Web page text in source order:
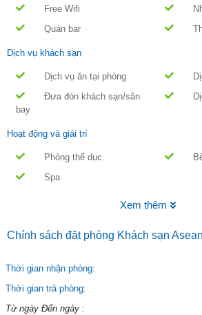
khách. Ăn sáng buffet với hơn 45 món ăn đã
cùng đội ngũ nhân viên mát xa chuyên nghiệp
Free Wifi
Quán bar
Dịch vụ khách sạn
Dịch vụ ăn tại phòng
Đưa đón khách sạn/sân
bay
Hoạt động và giải trí
Phòng thể dục
Spa
Xem thêm
Chính sách đặt phòng Khách sạn
Thời gian nhận phòng:
Thời gian trả phòng:
Từ ngày Đến ngày :